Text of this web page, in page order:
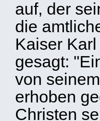
auf, der
die
Kaiser
gesagt:
von
erhoben
Christen